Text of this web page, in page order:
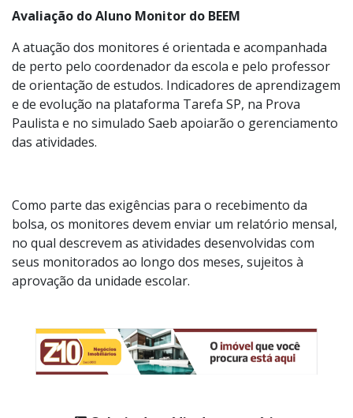
dúvidas para completar a carga horária.
Avaliação do Aluno Monitor do BEEM
A atuação dos monitores é orientada e acompanhada
de perto pelo coordenador da escola e pelo professor
de orientação de estudos. Indicadores de aprendizagem
das atividades.
Como parte das exigências para o recebimento da
bolsa, os monitores devem enviar um relatório mensal,
aprovação da unidade escolar.